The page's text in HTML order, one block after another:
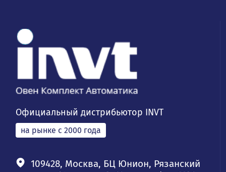
Официальный дистрибьютор INVT
на рынке с 2000 года
109428, Москва, БЦ Юнион, Рязанский